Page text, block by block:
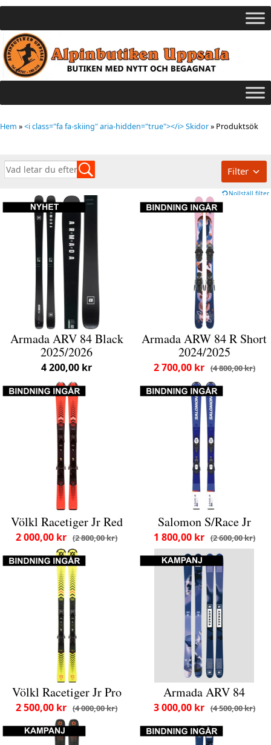
Hem »<i class="fa fa-skiing" aria-hidden="true"></i> Skidor» Produktsök
Filter
Nollställ filter
Armada ARV 84 Black
2025/2026
4 200,00 kr
Armada ARW 84 R Short
2024/2025
4 800,00 kr
2 700,00 kr
Völkl Racetiger Jr Red
2 800,00 kr
2 000,00 kr
Salomon S/Race Jr
2 600,00 kr
1 800,00 kr
Völkl Racetiger Jr Pro
4 000,00 kr
2 500,00 kr
Armada ARV 84
4 500,00 kr
3 000,00 kr